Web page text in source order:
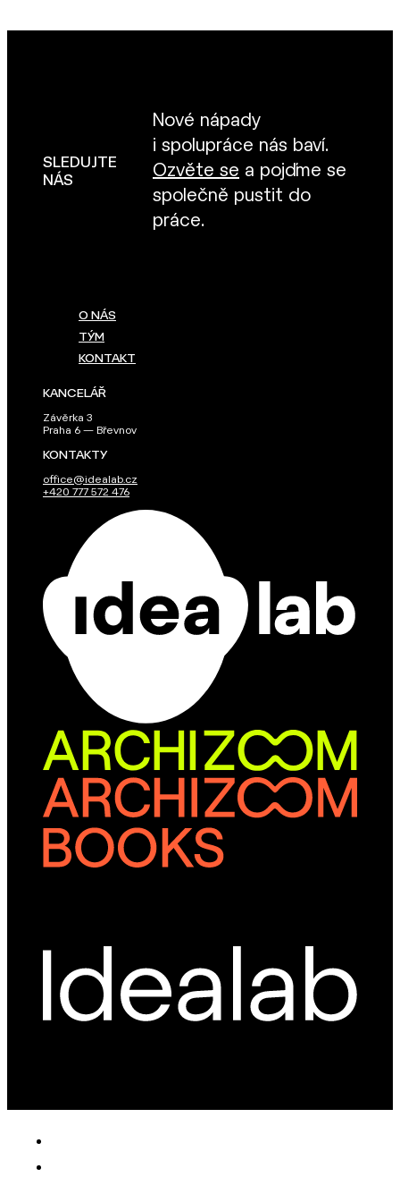
SLEDUJTE
NÁS
Nové nápady
i spolupráce nás baví.
Ozvěte se a pojďme se
společně pustit do
práce.
O NÁS
TÝM
KONTAKT
KANCELÁŘ
Závěrka 3
Praha 6 — Břevnov
KONTAKTY
office@idealab.cz
+420 777 572 476